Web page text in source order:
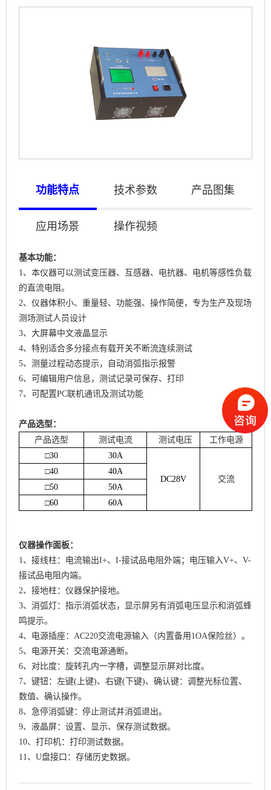
功能特点 技术参数 产品图集
应用场景 操作视频
基本功能：
1、本仪器可以测试变压器、互感器、电抗器、电机等感性负载
的直流电阻。
2、仪器体积小、重量轻、功能强、操作简便，专为生产及现场
测场测试人员设计
3、大屏幕中文液晶显示
4、特别适合多分接点有载开关不断流连续测试
5、测量过程动态提示，自动消弧指示报警
6、可编辑用户信息，测试记录可保存、打印
7、可配置PC联机通讯及测试功能
产品选型：
产品选型
测试电流 测试电压
工作电源
□30 30A
DC28V 交流
□40
40A
□50
50A
□60 60A
仪器操作面板：
1、接线柱：电流输出I+、I-接试品电阻外端；电压输入V+、V-
接试品电阻内端。
2、接地柱：仪器保护接地。
3、消弧灯：指示消弧状态，显示屏另有消弧电压显示和消弧蜂
鸣提示。
4、电源插座：AC220交流电源输入（内置备用1OA保险丝）。
5、电源开关：交流电源通断。
6、对比度：旋转孔内一字槽，调整显示屏对比度。
7、键钮：左键(上键)、右键(下键)、确认键：调整光标位置、
数值、确认操作。
8、急停消弧键：停止测试并消弧退出。
9、液晶屏：设置、显示、保存测试数据。
10、打印机：打印测试数据。
11、U盘接口：存储历史数据。